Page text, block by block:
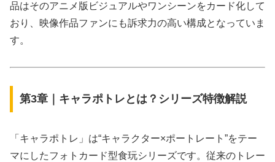
品はそのアニメ版ビジュアルやワンシーンをカード化して
おり、映像作品ファンにも訴求力の高い構成となっていま
す。
第3章｜キャラポトレとは？シリーズ特徴解説
「キャラポトレ」は“キャラクター×ポートレート”をテー
マにしたフォトカード型食玩シリーズです。従来のトレー